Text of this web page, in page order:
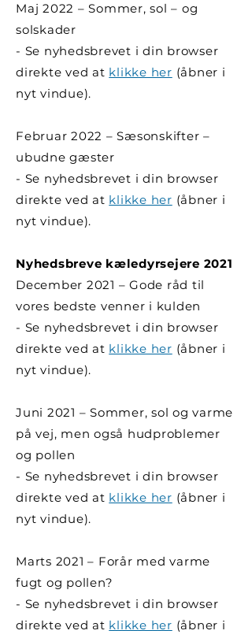
Maj 2022 – Sommer, sol – og
solskader
- Se nyhedsbrevet i din browser
direkte ved at klikke her (åbner i
nyt vindue).
Februar 2022 – Sæsonskifter –
ubudne gæster
- Se nyhedsbrevet i din browser
direkte ved at klikke her (åbner i
nyt vindue).
Nyhedsbreve kæledyrsejere 2021
December 2021 – Gode råd til
vores bedste venner i kulden
- Se nyhedsbrevet i din browser
direkte ved at klikke her (åbner i
nyt vindue).
Juni 2021 – Sommer, sol og varme
på vej, men også hudproblemer
og pollen
- Se nyhedsbrevet i din browser
direkte ved at klikke her (åbner i
nyt vindue).
Marts 2021 – Forår med varme
fugt og pollen?
- Se nyhedsbrevet i din browser
direkte ved at klikke her (åbner i